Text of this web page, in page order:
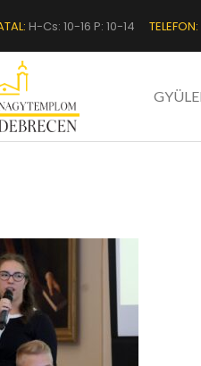
H-Cs: 10-16 P: 10-14 TELEFON: